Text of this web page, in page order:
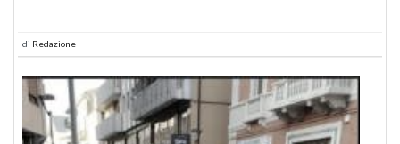
di Redazione